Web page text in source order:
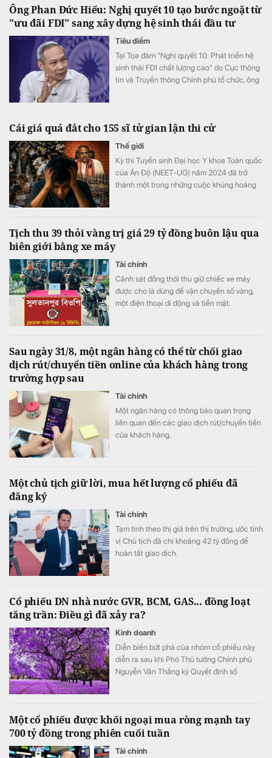
có khả năng mất vốn (nợ nhóm 5) tiếp tục
tăng gần 20%, lên sát 3.900 tỷ đồng.
Ông Phan Đức Hiếu: Nghị quyết 10 tạo bước ngoặt từ
"ưu đãi FDI" sang xây dựng hệ sinh thái đầu tư
Tiêu điểm
Tại Tọa đàm "Nghị quyết 10: Phát triển hệ
sinh thái FDI chất lượng cao" do Cục thông
tin và Truyền thông Chính phủ tổ chức, ông
không nằm ở các chính sách ưu đãi mới mà
ở sự thay đổi căn bản về tư duy phát triển.
Cái giá quá đắt cho 155 sĩ tử gian lận thi cử
Thế giới
Kỳ thi Tuyển sinh Đại học Y khoa Toàn quốc
của Ấn Độ (NEET-UG) năm 2024 đã trở
thành một trong những cuộc khủng hoảng
Tịch thu 39 thỏi vàng trị giá 29 tỷ đồng buôn lậu qua
biên giới bằng xe máy
Tài chính
Cảnh sát đồng thời thu giữ chiếc xe máy
được cho là dùng để vận chuyển số vàng,
một điện thoại di động và tiền mặt.
Sau ngày 31/8, một ngân hàng có thể từ chối giao
dịch rút/chuyển tiền online của khách hàng trong
trường hợp sau
Tài chính
Một ngân hàng có thông báo quan trọng
liên quan đến các giao dịch rút/chuyển tiền
của khách hàng.
Một chủ tịch giữ lời, mua hết lượng cổ phiếu đã
đăng ký
Tài chính
Tạm tính theo thị giá trên thị trường, ước tính
vị Chủ tịch đã chi khoảng 42 tỷ đồng để
hoàn tất giao dịch.
Cổ phiếu DN nhà nước GVR, BCM, GAS... đồng loạt
tăng trần: Điều gì đã xảy ra?
Kinh doanh
Diễn biến bứt phá của nhóm cổ phiếu này
diễn ra sau khi Phó Thủ tướng Chính phủ
Nguyễn Văn Thắng ký Quyết định số
nhà nước tại doanh nghiệp nhà nước, doanh
nghiệp có vốn nhà nước.
Một cổ phiếu được khối ngoại mua ròng mạnh tay
700 tỷ đồng trong phiên cuối tuần
Tài chính